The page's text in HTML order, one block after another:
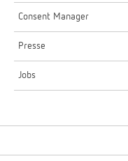
Consent Manager
Presse
Jobs